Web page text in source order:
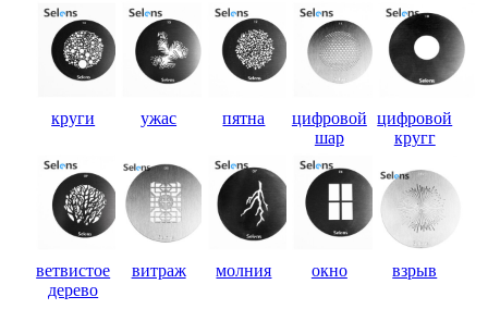
круги ужас пятна
цифровой
шар
цифровой
кругг
ветвистое
дерево
витраж молния окно взрыв